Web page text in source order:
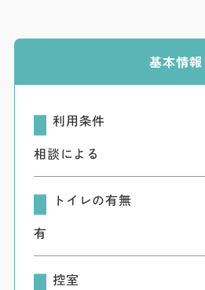
基本情報
利用条件
相談による
トイレの有無
有
控室